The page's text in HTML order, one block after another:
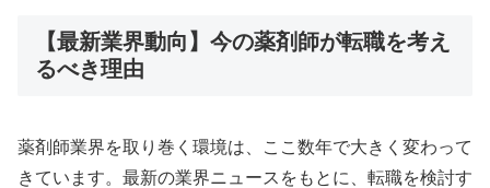
【最新業界動向】今の薬剤師が転職を考え
るべき理由
薬剤師業界を取り巻く環境は、ここ数年で大きく変わって
きています。最新の業界ニュースをもとに、転職を検討す